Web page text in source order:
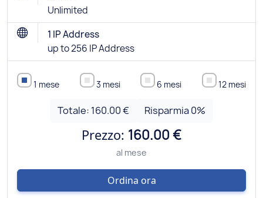
Unlimited
1 IP Address
up to 256 IP Address
1 mese 3 mesi 6 mesi 12 mesi
Totale: 160.00 € Risparmia0%
Prezzo: 160.00 €
al mese
Ordina ora